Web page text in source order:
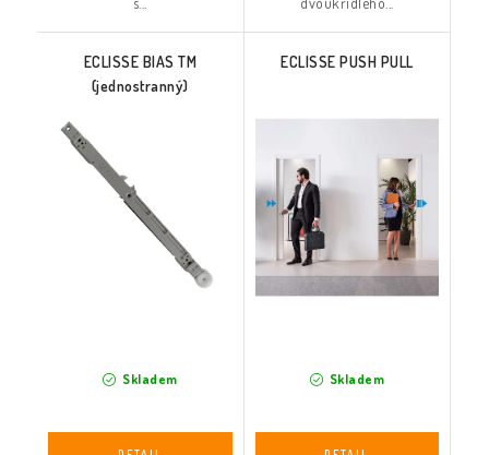
ECLISSE BIAS TM
(jednostranný)
Skladem
ECLISSE PUSH PULL
Skladem